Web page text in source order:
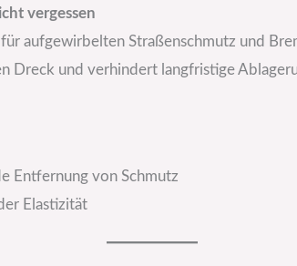
vergessen
aufgewirbelten Straßenschmutz und
Dreck und verhindert langfristige
Entfernung von Schmutz
Elastizität